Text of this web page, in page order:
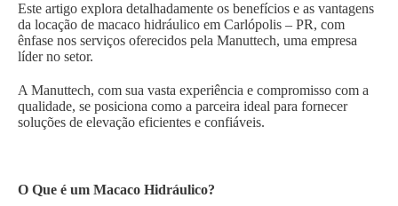
Este artigo explora detalhadamente os benefícios e as vantagens
da locação de macaco hidráulico em Carlópolis – PR, com
ênfase nos serviços oferecidos pela Manuttech, uma empresa
líder no setor.
A Manuttech, com sua vasta experiência e compromisso com a
qualidade, se posiciona como a parceira ideal para fornecer
soluções de elevação eficientes e confiáveis.
O Que é um Macaco Hidráulico?